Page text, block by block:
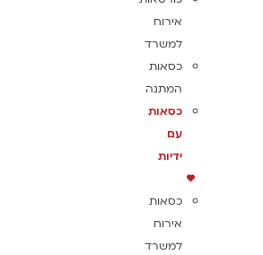
אירוח
למשרד
כסאות
המתנה
כסאות
עם
ידיות
כסאות
אירוח
למשרד